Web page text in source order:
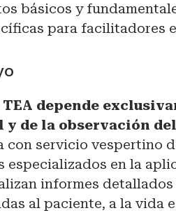
básicos y
para facilitadores
depende
y de la observación
con servicio vespertino
especializados en la
informes detallados
al paciente, a la vida